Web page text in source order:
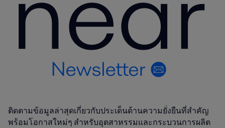
ติดตามข้อมูลล่าสุดเกี่ยวกับประเด็นด้านความยั่งยืนที่สำคัญ
พร้อมโอกาสใหม่ๆ สำหรับอุตสาหรรมและกระบวนการผลิต